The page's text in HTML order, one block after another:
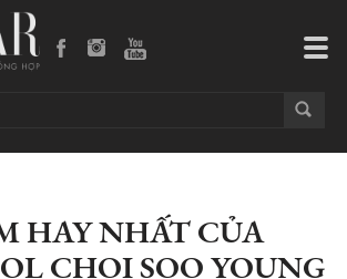
HAY NHẤT CỦA
CHOI SOO YOUNG
nhất của nàng idol Choi Soo Young